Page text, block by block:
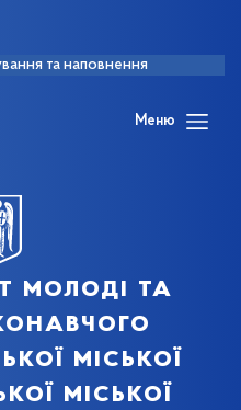
та наповнення
Меню
молоді та
міської
міської